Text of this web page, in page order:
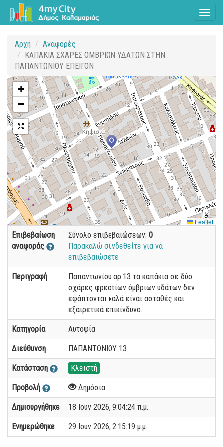
Αρχή
Αναφορές
ΚΑΠΑΚΙΑ ΣΧΑΡΕΣ ΟΜΒΡΙΩΝ ΥΔΑΤΩΝ ΣΤΗΝ
ΠΑΠΑΝΤΩΝΙΟΥ ΕΠΕΙΓΟΝ
+
−
Leaflet
Επιβεβαίωση
αναφοράς
Σύνολο επιβεβαιώσεων: 0
Παρακαλώ συνδεθείτε για να
επιβεβαιώσετε
Περιγραφή
Παπαντωνίου αρ.13 τα καπάκια σε δύο
σχάρες φρεατίων όμβριων υδάτων δεν
εφάπτονται καλά είναι ασταθές και
εξαιρετικά επικίνδυνο.
Κατηγορία Αυτοψία
Διεύθυνση ΠΑΠΑΝΤΩΝΙΟΥ 13
Κατάσταση Κλειστή
Προβολή Δημόσια
Δημιουργήθηκε 18 Ιουν 2026, 9:04:24 π.μ.
Ενημερώθηκε 29 Ιουν 2026, 2:15:19 μ.μ.